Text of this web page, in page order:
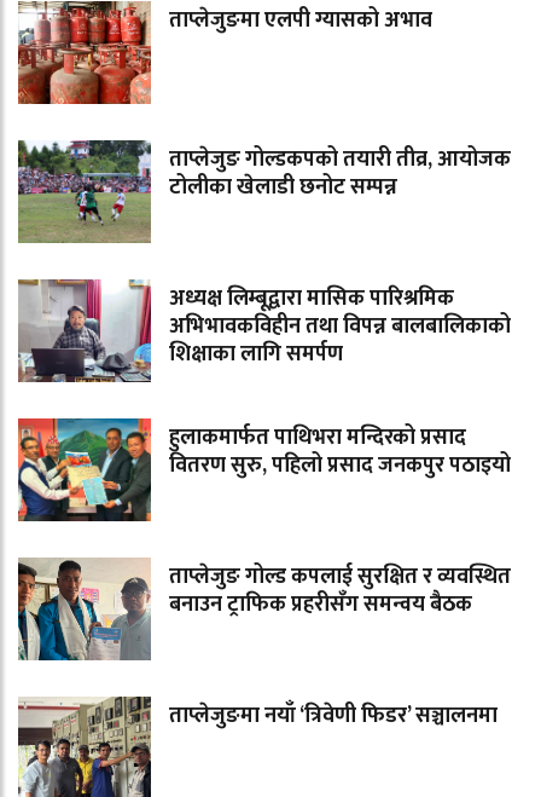
ताप्लेजुङमा एलपी ग्यासको अभाव
ताप्लेजुङ गोल्डकपको तयारी तीव्र, आयोजक
टोलीका खेलाडी छनोट सम्पन्न
अध्यक्ष लिम्बूद्वारा मासिक पारिश्रमिक
अभिभावकविहीन तथा विपन्न बालबालिकाको
शिक्षाका लागि समर्पण
हुलाकमार्फत पाथिभरा मन्दिरको प्रसाद
वितरण सुरु, पहिलो प्रसाद जनकपुर पठाइयो
ताप्लेजुङ गोल्ड कपलाई सुरक्षित र व्यवस्थित
बनाउन ट्राफिक प्रहरीसँग समन्वय बैठक
ताप्लेजुङमा नयाँ ‘त्रिवेणी फिडर’ सञ्चालनमा